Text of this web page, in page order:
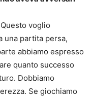
voglio
una partita persa,
abbiamo espresso
quanto successo
Dobbiamo
Se giochiamo